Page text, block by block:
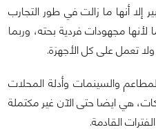
إلا أنها ما زالت في طور التجارب
لأنها مجهودات فردية بحته، وربما
تعمل على كل الأجهزة.
والسينمات وأدلة المحلات
هي ايضا حتى الآن غير مكتملة
القادمة.